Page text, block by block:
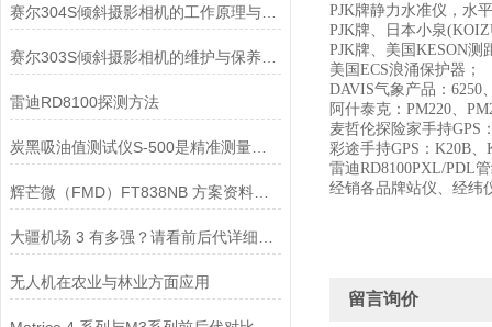
赛尔304S倾斜摄影相机的工作原理与操作技巧分析
赛尔303S倾斜摄影相机的维护与保养指南
雷迪RD8100探测方法
炭黑吸油值测试仪S-500是精准测量炭黑吸油值的得力助手
辉芒微（FMD）FT838NB 方案资料与电路图
无人机在农业与林业方面应用
PJK牌静力水准仪，水
PJK牌、日本小泉
PJK牌、美国KESON
美国ECS浪涌保护器；
DAVIS气象产品：6250
阿什泰克：PM220、
麦哲伦探险家手持GPS
彩途手持GPS：K20B
雷迪RD8100PXL/PDL
经销各品牌站仪、经纬
留言询价